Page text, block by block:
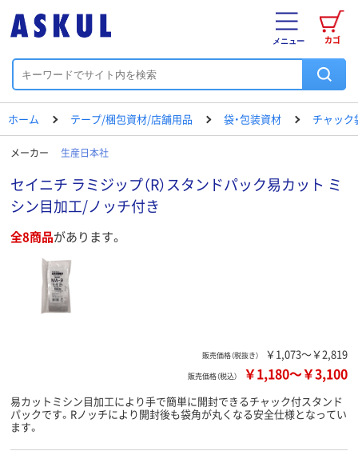
カゴ
メニュー
ホーム テープ/梱包資材/店舗用品 袋・包装資材 チャック
メーカー 生産日本社
セイニチ ラミジップ（R）スタンドパック易カット ミ
シン目加工/ノッチ付き
全8商品があります。
販売価格（税抜き） ￥1,073～￥2,819
販売価格（税込） ￥1,180～￥3,100
易カットミシン目加工により手で簡単に開封できるチャック付スタンド
パックです。Rノッチにより開封後も袋角が丸くなる安全仕様となってい
ます。